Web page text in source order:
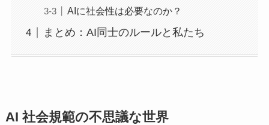
AIに社会性は必要なのか？
まとめ：AI同士のルールと私たち
AI 社会規範の不思議な世界